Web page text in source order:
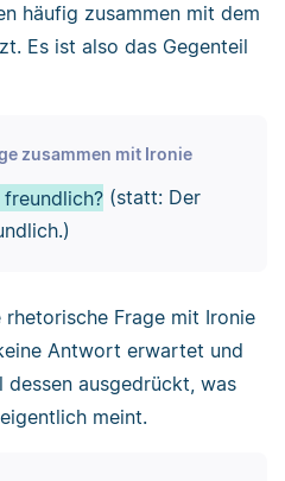
häufig zusammen mit dem
Es ist also das Gegenteil
zusammen mit Ironie
(statt: Der
Frage mit Ironie
Antwort erwartet und
ausgedrückt, was
meint.